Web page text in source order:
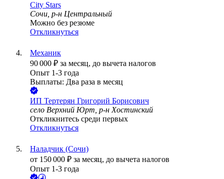
City Stars
Сочи, р-н Центральный
Можно без резюме
Откликнуться
Механик
90 000 ₽ за месяц, до вычета налогов
Опыт 1-3 года
Выплаты: Два раза в месяц
ИП Тертерян Григорий Борисович
село Верхний Юрт, р-н Хостинский
Откликнитесь среди первых
Откликнуться
Наладчик (Сочи)
от 150 000 ₽ за месяц, до вычета налогов
Опыт 1-3 года